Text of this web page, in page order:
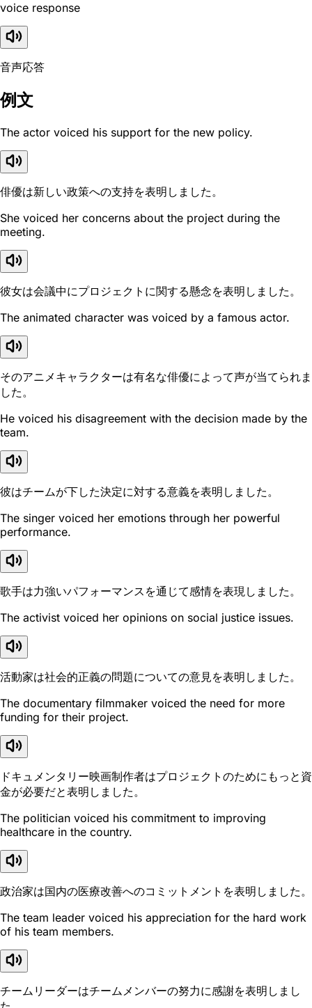
voice response
音声応答
例文
The actor voiced his support for the new policy.
俳優は新しい政策への支持を表明しました。
She voiced her concerns about the project during the
meeting.
彼女は会議中にプロジェクトに関する懸念を表明しました。
The animated character was voiced by a famous actor.
そのアニメキャラクターは有名な俳優によって声が当てられま
した。
He voiced his disagreement with the decision made by the
team.
彼はチームが下した決定に対する意義を表明しました。
The singer voiced her emotions through her powerful
performance.
歌手は力強いパフォーマンスを通じて感情を表現しました。
The activist voiced her opinions on social justice issues.
活動家は社会的正義の問題についての意見を表明しました。
The documentary filmmaker voiced the need for more
funding for their project.
ドキュメンタリー映画制作者はプロジェクトのためにもっと資
金が必要だと表明しました。
The politician voiced his commitment to improving
healthcare in the country.
政治家は国内の医療改善へのコミットメントを表明しました。
The team leader voiced his appreciation for the hard work
of his team members.
チームリーダーはチームメンバーの努力に感謝を表明しまし